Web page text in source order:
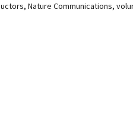
Nature Communications,